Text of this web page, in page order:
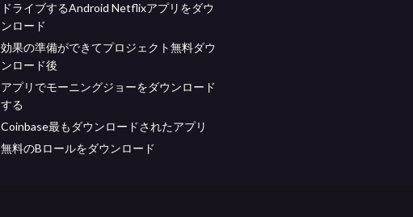
ドライブするAndroid Netflixアプリをダウ
ンロード
効果の準備ができてプロジェクト無料ダウ
ンロード後
アプリでモーニングジョーをダウンロード
する
Coinbase最もダウンロードされたアプリ
無料のBロールをダウンロード